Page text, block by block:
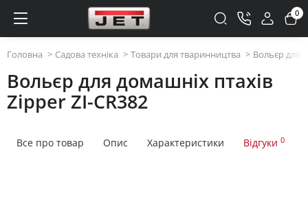
0
Головна Садова техніка Товари для тваринництва Вольєр для
Вольєр для домашніх птахів
Zipper ZI-CR382
Все про товар Опис Характеристики Відгуки 0